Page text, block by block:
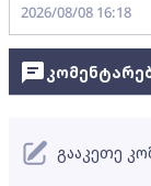
2026/08/08 16:18
გააკეთე